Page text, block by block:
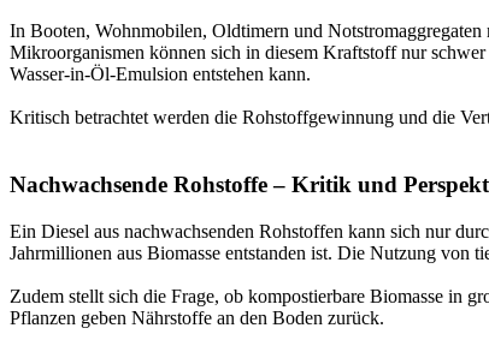
In Booten, Wohnmobilen, Oldtimern und
Mikroorganismen können sich in diesem Kraftstoff nur
Wasser-in-Öl-Emulsion entstehen kann.
Kritisch betrachtet werden die Rohstoffgewinnung und die
Nachwachsende Rohstoffe – Kritik und
Ein Diesel aus nachwachsenden Rohstoffen kann sich nur
Jahrmillionen aus Biomasse entstanden ist. Die Nutzung von
Zudem stellt sich die Frage, ob kompostierbare Biomasse in
Pflanzen geben Nährstoffe an den Boden zurück.